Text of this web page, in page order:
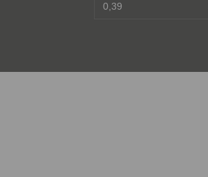
0,39